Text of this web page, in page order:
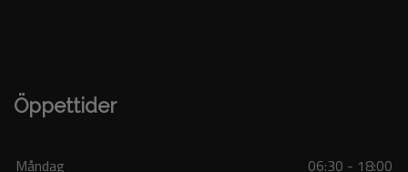
Öppettider
Måndag
06:30 - 18:00